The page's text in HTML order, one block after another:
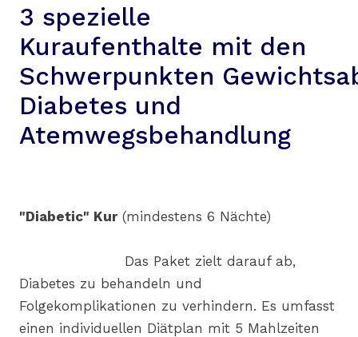
3 spezielle
Kuraufenthalte mit den
Schwerpunkten
Diabetes und
Atemwegsbehandlung
"Diabetic" Kur (mindestens 6 Nächte)
Das Paket zielt darauf ab,
Diabetes zu behandeln und
Folgekomplikationen zu verhindern. Es umfasst
einen individuellen Diätplan mit 5 Mahlzeiten